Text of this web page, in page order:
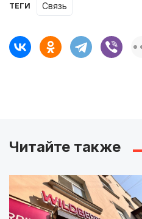
ТЕГИ связь
Читайте также